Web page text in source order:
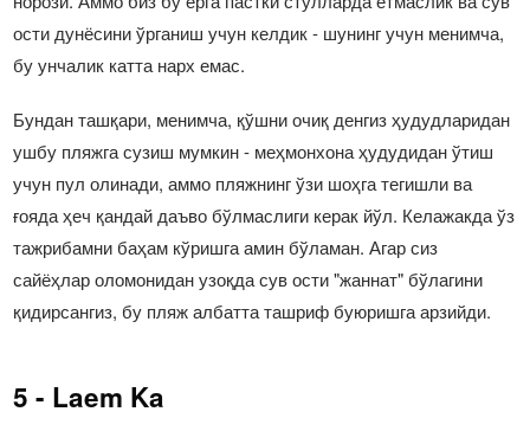
ости дунёсини ўрганиш учун келдик - шунинг учун менимча,
бу унчалик катта нарх емас.
Бундан ташқари, менимча, қўшни очиқ денгиз ҳудудларидан
ушбу пляжга сузиш мумкин - меҳмонхона ҳудудидан ўтиш
учун пул олинади, аммо пляжнинг ўзи шоҳга тегишли ва
ғояда ҳеч қандай даъво бўлмаслиги керак йўл. Келажакда ўз
тажрибамни баҳам кўришга амин бўламан. Агар сиз
сайёҳлар оломонидан узоқда сув ости "жаннат" бўлагини
қидирсангиз, бу пляж албатта ташриф буюришга арзийди.
5 - Laem Ka